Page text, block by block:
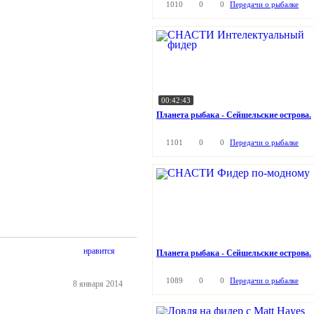
нравится
8 января 2014
1010 0 0 Передачи о рыбалке
00:42:43
Планета рыбака - Сейшельские острова.
1101 0 0 Передачи о рыбалке
Планета рыбака - Сейшельские острова.
1089 0 0 Передачи о рыбалке